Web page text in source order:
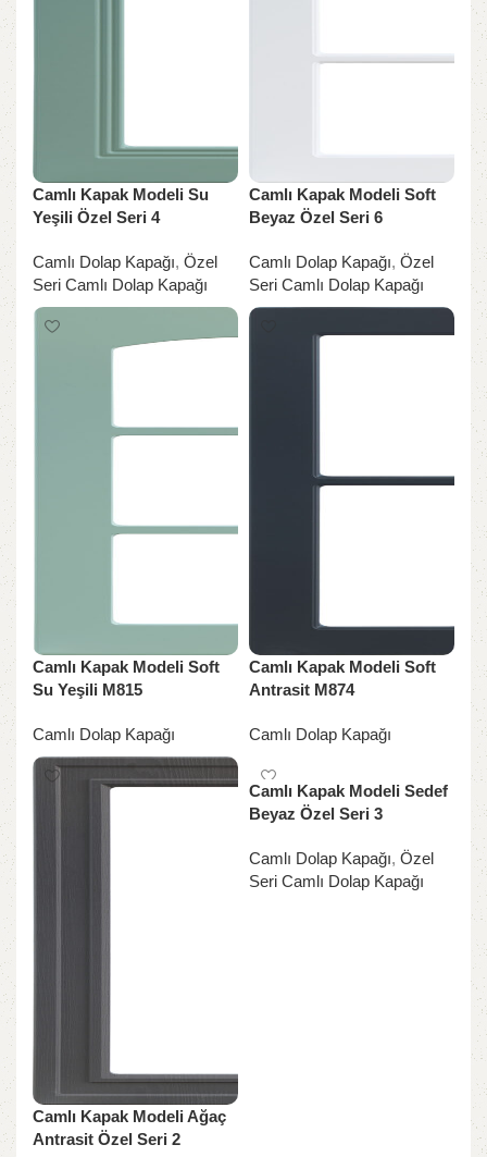
Camlı Kapak Modeli Su
Yeşili Özel Seri 4
Camlı Dolap Kapağı, Özel
Seri Camlı Dolap Kapağı
Camlı Kapak Modeli Soft
Beyaz Özel Seri 6
Camlı Dolap Kapağı, Özel
Seri Camlı Dolap Kapağı
Camlı Kapak Modeli Soft
Su Yeşili M815
Camlı Dolap Kapağı
Camlı Kapak Modeli Soft
Antrasit M874
Camlı Dolap Kapağı
Camlı Kapak Modeli Ağaç
Antrasit Özel Seri 2
Camlı Kapak Modeli Sedef
Beyaz Özel Seri 3
Camlı Dolap Kapağı, Özel
Seri Camlı Dolap Kapağı